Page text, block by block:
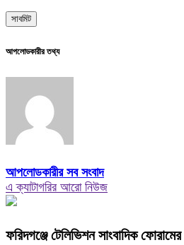
আপলোডকারীর তথ্য
আপলোডকারীর সব সংবাদ
এ ক্যাটাগরির আরো নিউজ
ফরিদগঞ্জে টেলিভিশন সাংবাদিক